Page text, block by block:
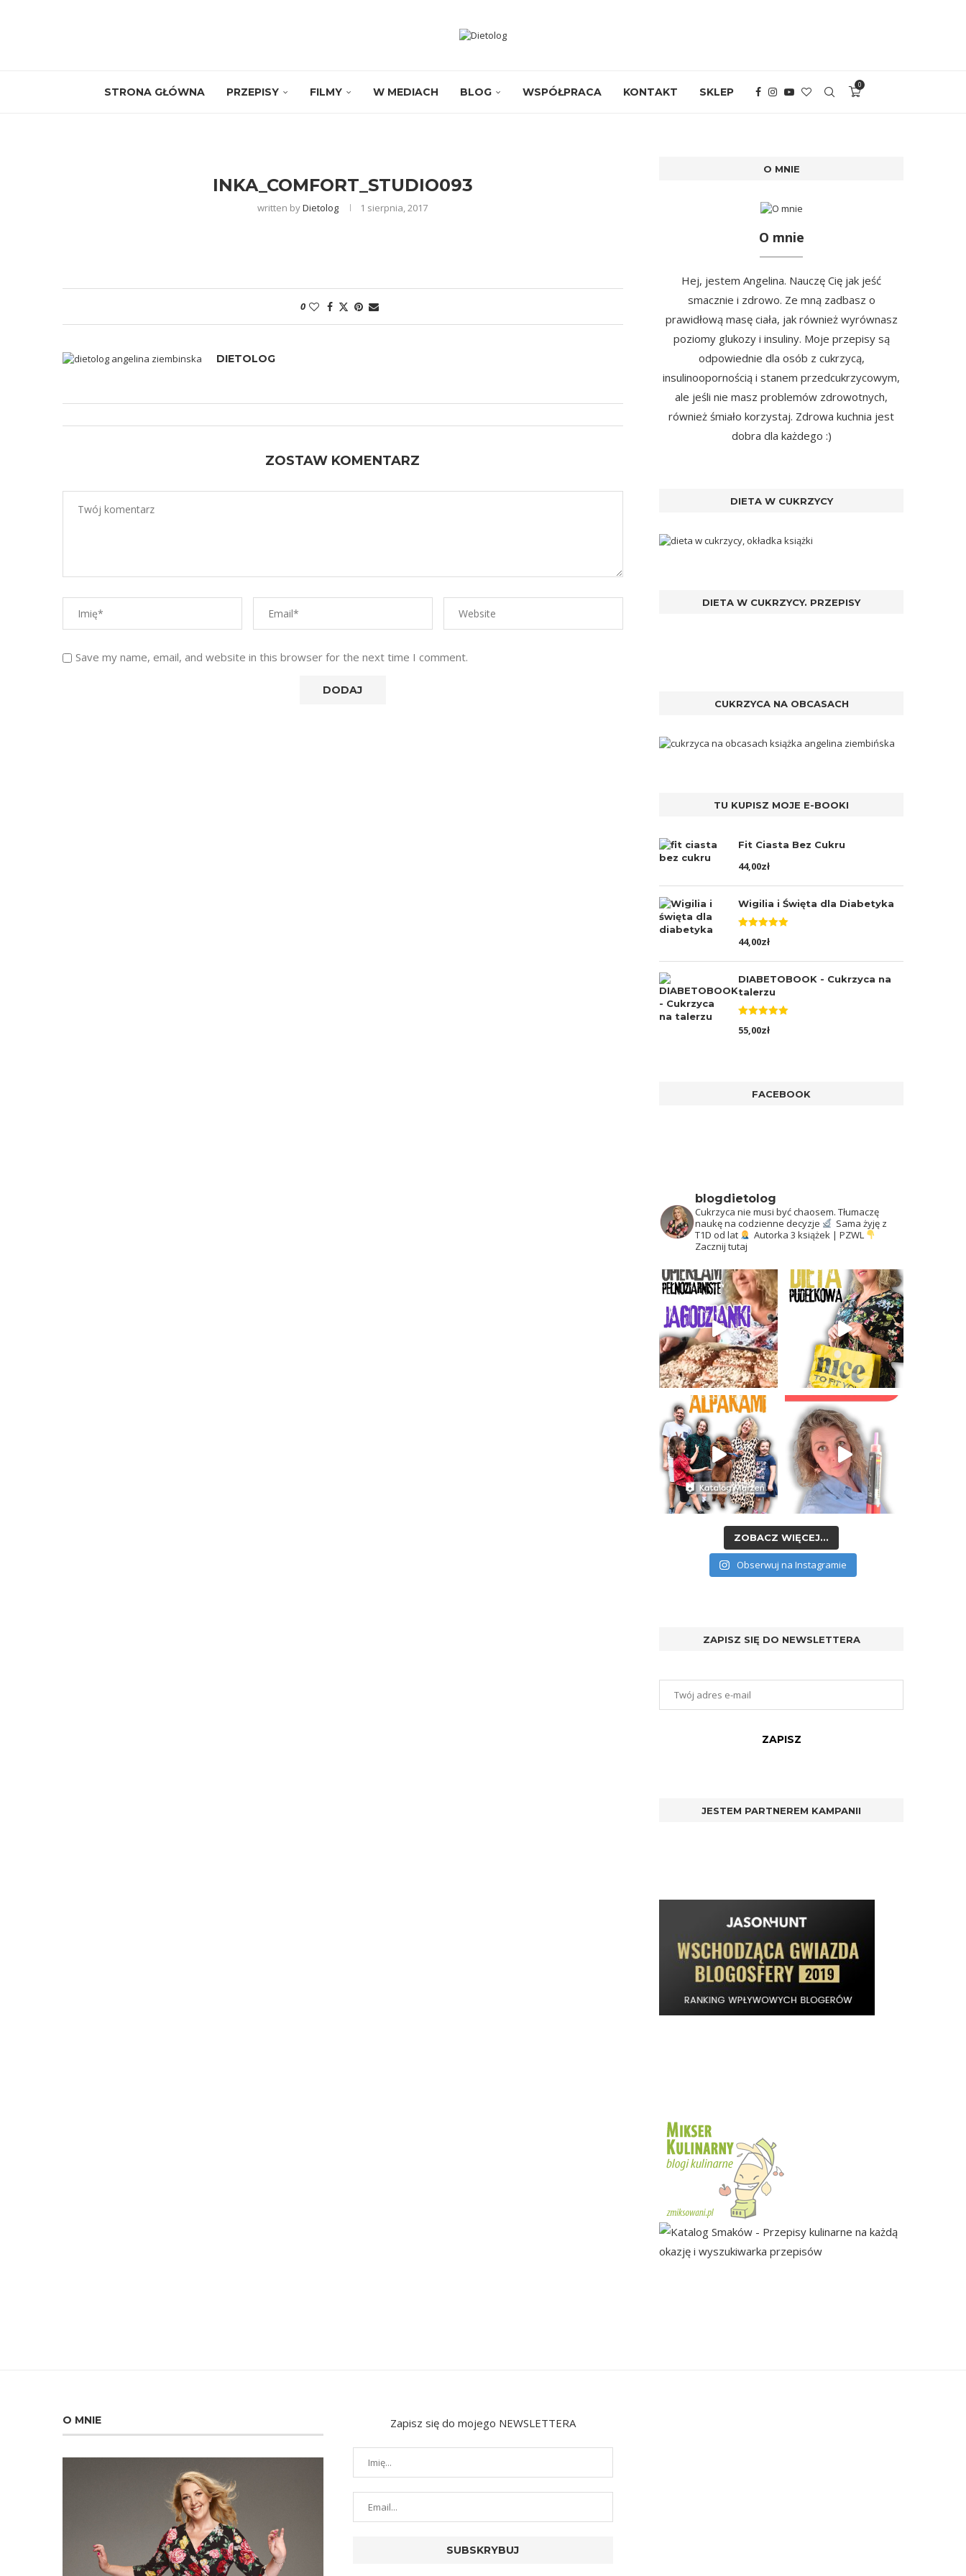
STRONA GŁÓWNA PRZEPISY FILMY W MEDIACH BLOG WSPÓŁPRACA KONTAKT SKLEP
0
INKA_COMFORT_STUDIO093
written byDietolog 1 sierpnia, 2017
0
DIETOLOG
ZOSTAW KOMENTARZ
Save my name, email, and website in this browser for the next time I comment.
O MNIE
O mnie
Hej, jestem Angelina. Nauczę Cię jak jeść
smacznie i zdrowo. Ze mną zadbasz o
prawidłową masę ciała, jak również wyrównasz
poziomy glukozy i insuliny. Moje przepisy są
odpowiednie dla osób z cukrzycą,
insulinoopornością i stanem przedcukrzycowym,
ale jeśli nie masz problemów zdrowotnych,
również śmiało korzystaj. Zdrowa kuchnia jest
dobra dla każdego :)
DIETA W CUKRZYCY
DIETA W CUKRZYCY. PRZEPISY
CUKRZYCA NA OBCASACH
TU KUPISZ MOJE E-BOOKI
Fit Ciasta Bez Cukru
44,00zł
Wigilia i Święta dla Diabetyka
5.00na 5
44,00zł
DIABETOBOOK - Cukrzyca na
talerzu
5.00na 5
55,00zł
FACEBOOK
blogdietolog
Cukrzyca nie musi być chaosem. Tłumaczę
naukę na codzienne decyzje
Sama żyję z
T1D od lat
Autorka 3 książek | PZWL
Zacznij tutaj
ZOBACZ WIĘCEJ...
Obserwuj na Instagramie
ZAPISZ SIĘ DO NEWSLETTERA
JESTEM PARTNEREM KAMPANII
O MNIE Zapisz się do mojego NEWSLETTERA